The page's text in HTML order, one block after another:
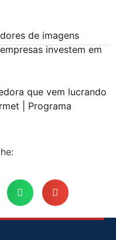
de imagens
investem em
que vem lucrando
| Programa